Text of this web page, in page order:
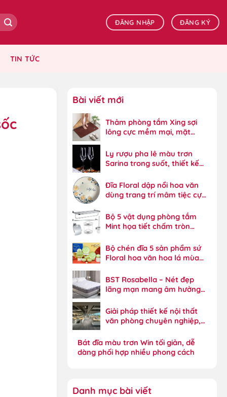
ĐĂNG NHẬP ĐĂNG KÝ
TIN TỨC
Bài viết mới
Thảm phòng tắm Xing sợi
lông cực mềm mại, mặt
Ly rượu pha lê màu trơn
Sarina trong suốt, thiết kế
Đĩa Floral dập nổi hoa văn
dùng trang trí mâm tiệc cực
Bộ 5 vật dụng phòng tắm
Mint họa tiết chấm tròn
Bộ chén đĩa 5 sản phẩm sứ
Floral hoa văn hoa lá mùa
BST Rosabella – Nét đẹp
lãng mạn mang âm hưởng
Giải pháp thiết kế nội thất
văn phòng chuyên nghiệp,
Bát đĩa màu trơn Win tối giản, dễ
dàng phối hợp nhiều phong cách
Danh mục bài viết